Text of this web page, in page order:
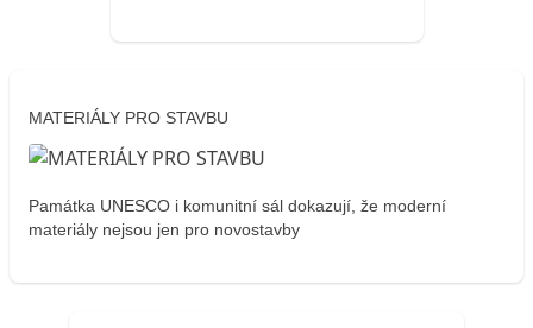
MATERIÁLY PRO STAVBU
Památka UNESCO i komunitní sál dokazují, že moderní
materiály nejsou jen pro novostavby